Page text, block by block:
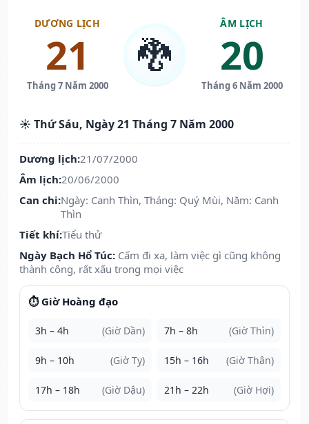
DƯƠNG LỊCH
21
Tháng 7 Năm 2000
🐉
ÂM LỊCH
20
Tháng 6 Năm 2000
☀️ Thứ Sáu, Ngày 21 Tháng 7 Năm 2000
Dương lịch:21/07/2000
Âm lịch:20/06/2000
Can chi:Ngày: Canh Thìn, Tháng: Quý Mùi, Năm: Canh
Thìn
Tiết khí:Tiểu thử
Ngày Bạch Hổ Túc: Cấm đi xa, làm việc gì cũng không
thành công, rất xấu trong mọi việc
⏱️ Giờ Hoàng đạo
3h – 4h (Giờ Dần) 7h – 8h (Giờ Thìn)
9h – 10h (Giờ Tỵ) 15h – 16h (Giờ Thân)
17h – 18h (Giờ Dậu) 21h – 22h (Giờ Hợi)